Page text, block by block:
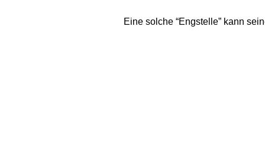
Eine solche “Engstelle” kann